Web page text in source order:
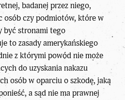
badanej przez niego,
osób czy podmiotów, które w
być stronami tego
to zasady amerykańskiego
z którymi powód nie może
do uzyskania nakazu
osób w oparciu o szkodę, jaką
a sąd nie ma prawnej